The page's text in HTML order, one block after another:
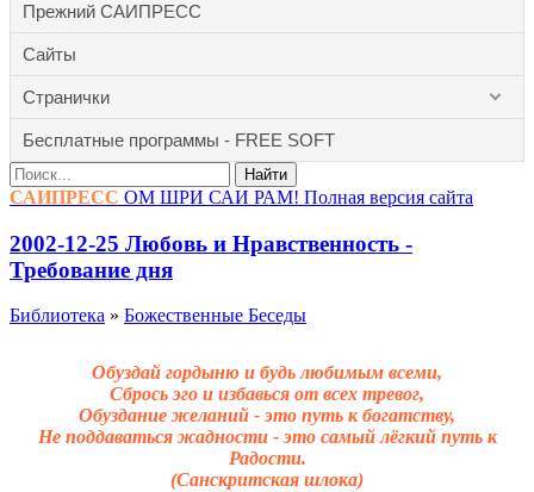
Прежний САИПРЕСС
Сайты
Странички
Бесплатные программы - FREE SOFT
Найти
САИПРЕСС ОМ ШРИ САИ РАМ! Полная версия сайта
2002-12-25 Любовь и Нравственность -
Требование дня
Библиотека » Божественные Беседы
Обуздай гордыню и будь любимым всеми,
Сбрось эго и избавься от всех тревог,
Обуздание желаний - это путь к богатству,
Не поддаваться жадности - это самый лёгкий путь к
Радости.
(Санскритская шлока)